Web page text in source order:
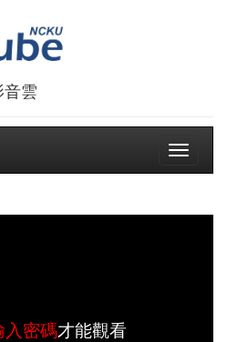
雲
Toggle
入密碼才能觀看